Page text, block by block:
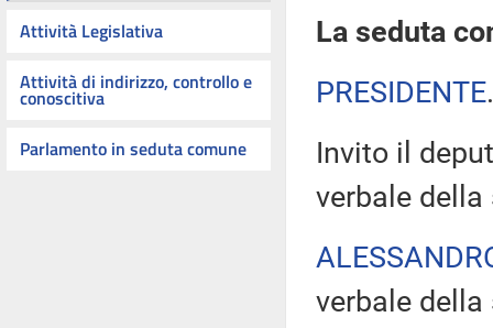
Attività Legislativa
Attività di indirizzo, controllo e
conoscitiva
Parlamento in seduta comune
La seduta
PRESIDENTE
Invito il
verbale della
verbale